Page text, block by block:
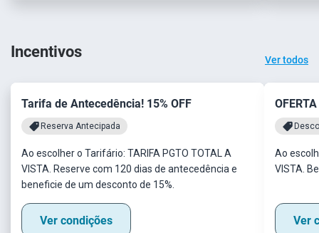
Incentivos Ver todos
Tarifa de Antecedência! 15% OFF
Reserva Antecipada
Ao escolher o Tarifário: TARIFA PGTO TOTAL A
VISTA. Reserve com 120 dias de antecedência e
beneficie de um desconto de 15%.
Ver condições
Ao
VISTA.
Ver